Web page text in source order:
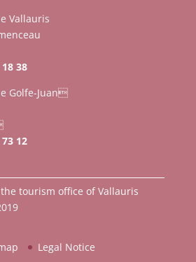
Vallauris
38
Golfe-Juan
12
tourism office of Vallauris
Legal Notice